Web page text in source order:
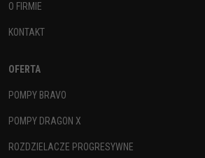
O FIRMIE
KONTAKT
OFERTA
POMPY BRAVO
POMPY DRAGON X
ROZDZIELACZE PROGRESYWNE